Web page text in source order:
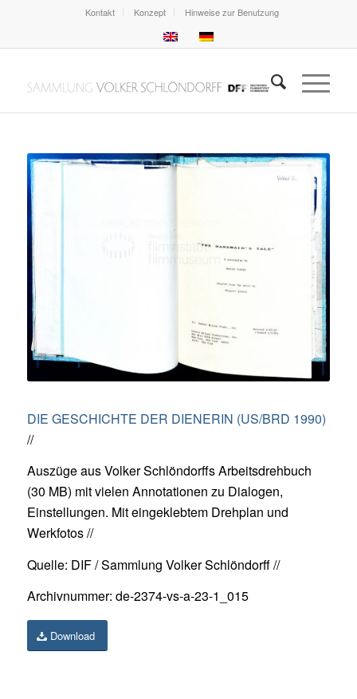
Kontakt Konzept Hinweise zur Benutzung
DIE GESCHICHTE DER DIENERIN (US/BRD 1990)
//
Auszüge aus Volker Schlöndorffs Arbeitsdrehbuch
(30 MB) mit vielen Annotationen zu Dialogen,
Einstellungen. Mit eingeklebtem Drehplan und
Werkfotos //
Quelle: DIF / Sammlung Volker Schlöndorff //
Archivnummer: de-2374-vs-a-23-1_015
Download